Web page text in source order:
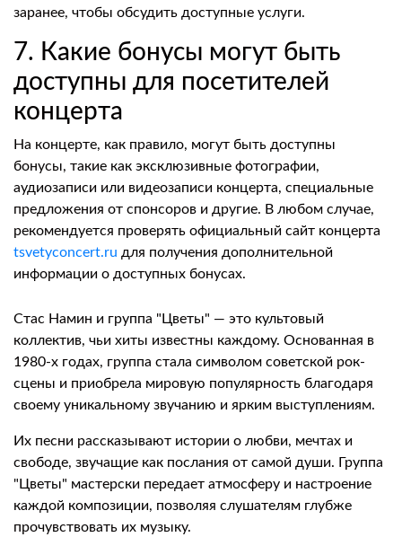
заранее, чтобы обсудить доступные услуги.
7. Какие бонусы могут быть
доступны для посетителей
концерта
На концерте, как правило, могут быть доступны
бонусы, такие как эксклюзивные фотографии,
аудиозаписи или видеозаписи концерта, специальные
предложения от спонсоров и другие. В любом случае,
рекомендуется проверять официальный сайт концерта
tsvetyconcert.ru для получения дополнительной
информации о доступных бонусах.
Стас Намин и группа "Цветы" — это культовый
коллектив, чьи хиты известны каждому. Основанная в
1980-х годах, группа стала символом советской рок-
сцены и приобрела мировую популярность благодаря
своему уникальному звучанию и ярким выступлениям.
Их песни рассказывают истории о любви, мечтах и
свободе, звучащие как послания от самой души. Группа
"Цветы" мастерски передает атмосферу и настроение
каждой композиции, позволяя слушателям глубже
прочувствовать их музыку.